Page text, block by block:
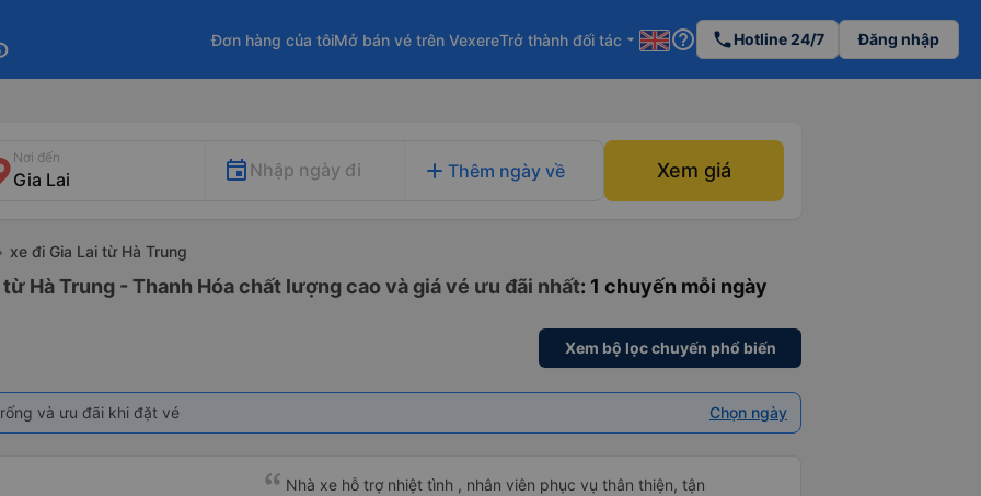
Đơn hàng của tôiMở bán vé trên VexereTrở thành đối tác arrow_drop_down help_outline phoneHotline 24/7 Đăng nhập
Nơi đến
Nhập ngày đi add Thêm ngày về Xem giá
xe đi Gia Lai từ Hà Trung
Hà Trung - Thanh Hóa chất lượng cao và giá vé ưu đãi nhất: 1 chuyến mỗi ngày
Xem bộ lọc chuyến phổ biến
và ưu đãi khi đặt vé Chọn ngày
Nhà xe hỗ trợ nhiệt tình , nhân viên phục vụ thân thiện, tận